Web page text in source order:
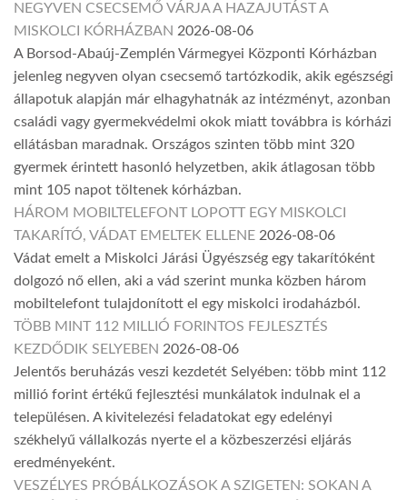
NEGYVEN CSECSEMŐ VÁRJA A HAZAJUTÁST A
MISKOLCI KÓRHÁZBAN 2026-08-06
A Borsod-Abaúj-Zemplén Vármegyei Központi Kórházban
jelenleg negyven olyan csecsemő tartózkodik, akik egészségi
állapotuk alapján már elhagyhatnák az intézményt, azonban
családi vagy gyermekvédelmi okok miatt továbbra is kórházi
ellátásban maradnak. Országos szinten több mint 320
gyermek érintett hasonló helyzetben, akik átlagosan több
mint 105 napot töltenek kórházban.
HÁROM MOBILTELEFONT LOPOTT EGY MISKOLCI
TAKARÍTÓ, VÁDAT EMELTEK ELLENE 2026-08-06
Vádat emelt a Miskolci Járási Ügyészség egy takarítóként
dolgozó nő ellen, aki a vád szerint munka közben három
mobiltelefont tulajdonított el egy miskolci irodaházból.
TÖBB MINT 112 MILLIÓ FORINTOS FEJLESZTÉS
KEZDŐDIK SELYEBEN 2026-08-06
Jelentős beruházás veszi kezdetét Selyében: több mint 112
millió forint értékű fejlesztési munkálatok indulnak el a
településen. A kivitelezési feladatokat egy edelényi
székhelyű vállalkozás nyerte el a közbeszerzési eljárás
eredményeként.
VESZÉLYES PRÓBÁLKOZÁSOK A SZIGETEN: SOKAN A